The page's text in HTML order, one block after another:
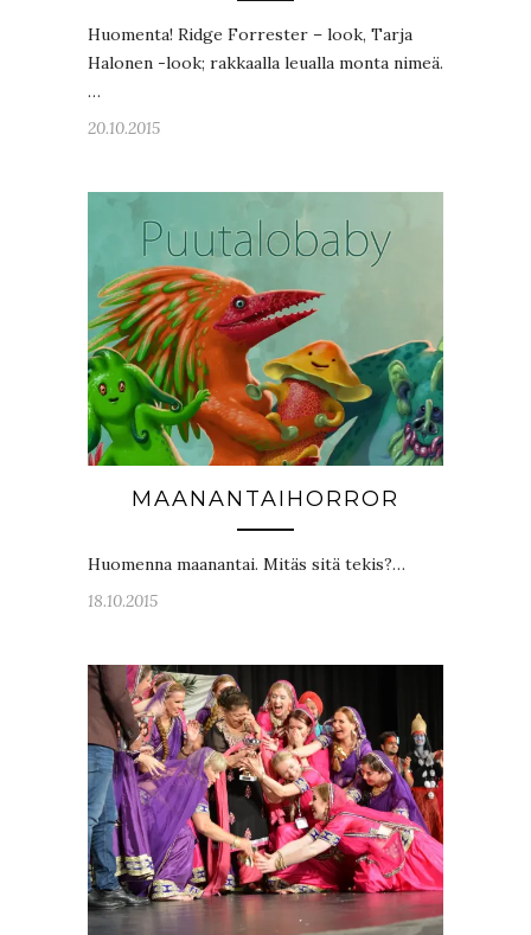
Huomenta! Ridge Forrester – look, Tarja
Halonen -look; rakkaalla leualla monta nimeä.
…
20.10.2015
MAANANTAIHORROR
Huomenna maanantai. Mitäs sitä tekis?…
18.10.2015